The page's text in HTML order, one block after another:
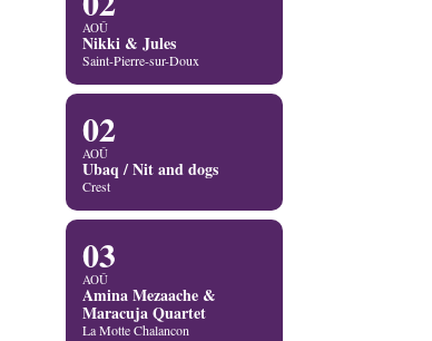
AOÛ
Nikki & Jules
Saint-Pierre-sur-Doux
02
AOÛ
Ubaq / Nit and dogs
Crest
03
AOÛ
Amina Mezaache &
Maracuja Quartet
La Motte Chalancon